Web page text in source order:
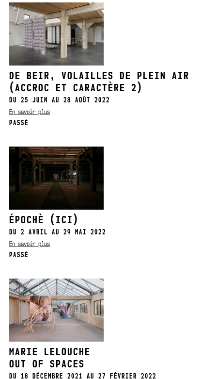
DE BEIR, VOLAILLES DE PLEIN AIR
(ACCROC ET CARACTÈRE 2)
DU 25 JUIN AU 28 AOÛT 2022
En savoir plus
PASSÉ
ÉPOCHÈ (ICI)
DU 2 AVRIL AU 29 MAI 2022
En savoir plus
PASSÉ
MARIE LELOUCHE
OUT OF SPACES
DU 18 DÉCEMBRE 2021 AU 27 FÉVRIER 2022